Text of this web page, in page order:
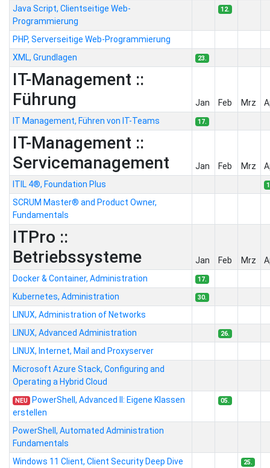
Java Script, Clientseitige Web-
Programmierung
12.
PHP, Serverseitige Web-Programmierung
XML, Grundlagen
23.
IT-Management ::
Führung
Jan Feb Mrz
IT Management, Führen von IT-Teams
17.
IT-Management ::
Servicemanagement
Jan Feb Mrz
ITIL 4®, Foundation Plus
SCRUM Master® and Product Owner,
Fundamentals
ITPro ::
Betriebssysteme
Jan Feb Mrz
Docker & Container, Administration
17.
Kubernetes, Administration 30.
LINUX, Administration of Networks
LINUX, Advanced Administration
26.
LINUX, Internet, Mail and Proxyserver
Microsoft Azure Stack, Configuring and
Operating a Hybrid Cloud
NEU PowerShell, Advanced II: Eigene Klassen
erstellen
05.
PowerShell, Automated Administration
Fundamentals
Windows 11 Client, Client Security Deep Dive
25.